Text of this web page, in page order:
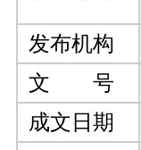
发布机构
文 号
成文日期